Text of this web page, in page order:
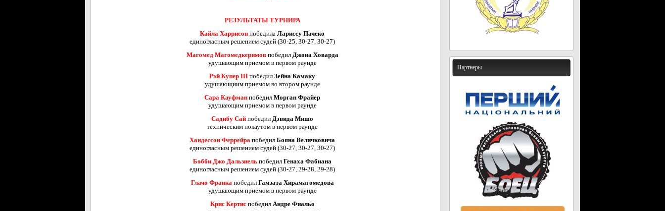
РЕЗУЛЬТАТЫ ТУРНИРА
Кайла Харрисон победила Лариссу Пачеко
единогласным решением судей (30-25, 30-27, 30-27)
Магомед Магомедкеримов победилДжона Ховарда
удушающим приемом в первом раунде
Рэй Купер III победил Зейна Камаку
удушающиим приемом во втором раунде
Сара Кауфман победил Морган Фрайер
удушающим приемом в первом раунде
Садибу Сай победил Дэвида Мишо
техническим нокаутом в первом раунде
Хандессон Феррейра победил Бояна Величковича
единогласным решением судей (30-27, 30-27, 30-27)
Бобби Джо Дальзиель победил Генаха Фабиана
единогласным решением судей (30-27, 29-28, 29-28)
Глачо Франкапобедил Гамзата Хирамагомедова
удушающим приемом в первом раунде
Крис Кертиспобедил Андре Фиальо
Партнеры